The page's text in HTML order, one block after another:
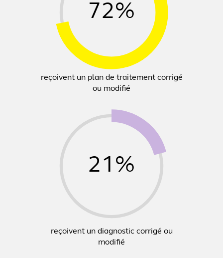
72%
reçoivent un plan de traitement corrigé
ou modifié
21%
reçoivent un diagnostic corrigé ou
modifié